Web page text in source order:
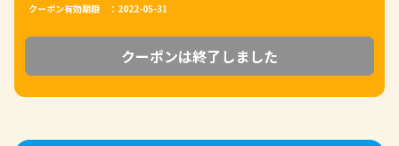
クーポン有効期限 ： 2022-05-31
クーポンは終了しました